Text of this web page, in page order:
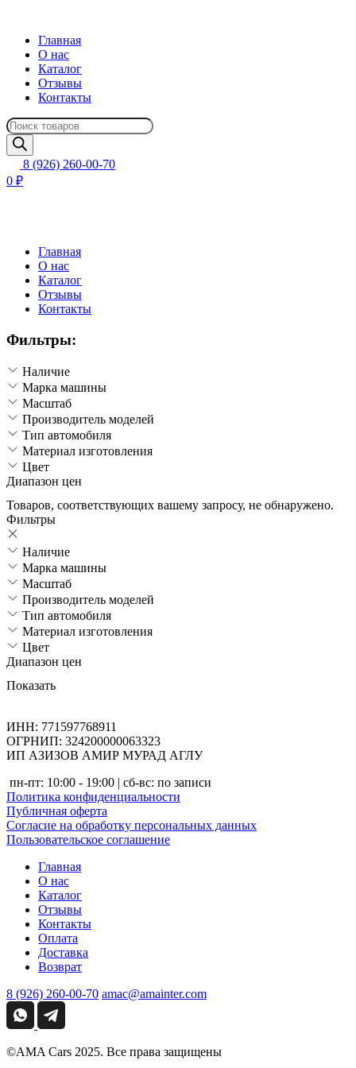
Главная
О нас
Каталог
Отзывы
Контакты
Поиск
товаров
8 (926) 260-00-70
0 ₽
Главная
О нас
Каталог
Отзывы
Контакты
Фильтры:
Наличие
Марка машины
Масштаб
Производитель моделей
Тип автомобиля
Материал изготовления
Цвет
Диапазон цен
Товаров, соответствующих вашему запросу, не обнаружено.
Фильтры
Наличие
Марка машины
Масштаб
Производитель моделей
Тип автомобиля
Материал изготовления
Цвет
Диапазон цен
Показать
ИНН: 771597768911
ОГРНИП: 324200000063323
ИП АЗИЗОВ АМИР МУРАД АГЛУ
пн-пт: 10:00 - 19:00 | сб-вс: по записи
Политика конфиденциальности
Публичная оферта
Согласие на обработку персональных данных
Пользовательское соглашение
Главная
О нас
Каталог
Отзывы
Контакты
Оплата
Доставка
Возврат
8 (926) 260-00-70 amac@amainter.com
©AMA Cars 2025. Все права защищены